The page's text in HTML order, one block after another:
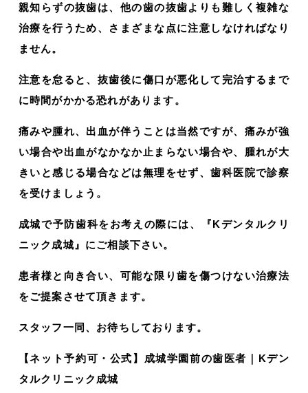
親知らずの抜歯は、他の歯の抜歯よりも難しく複雑な
治療を行うため、さまざまな点に注意しなければなり
ません。
注意を怠ると、抜歯後に傷口が悪化して完治するまで
に時間がかかる恐れがあります。
痛みや腫れ、出血が伴うことは当然ですが、痛みが強
い場合や出血がなかなか止まらない場合や、腫れが大
きいと感じる場合などは無理をせず、歯科医院で診察
を受けましょう。
成城で予防歯科をお考えの際には、『Kデンタルクリ
ニック成城』にご相談下さい。
患者様と向き合い、可能な限り歯を傷つけない治療法
をご提案させて頂きます。
スタッフ一同、お待ちしております。
【ネット予約可・公式】成城学園前の歯医者｜Kデン
タルクリニック成城